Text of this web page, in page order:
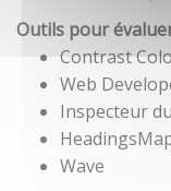
Outils pour
Contrast
Web
Inspecteur
Wave